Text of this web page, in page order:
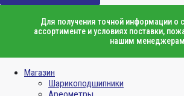
Для получения точной информации о
ассортименте и условиях поставки,
нашим менеджерам
Магазин
Шарикоподшипники